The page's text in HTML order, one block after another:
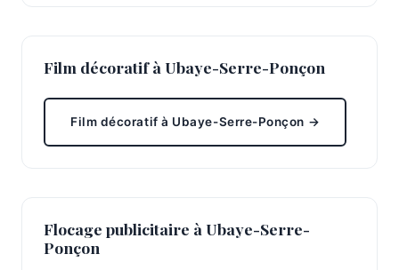
Film décoratif à Ubaye-Serre-Ponçon
Film décoratif à Ubaye-Serre-Ponçon →
Flocage publicitaire à Ubaye-Serre-
Ponçon